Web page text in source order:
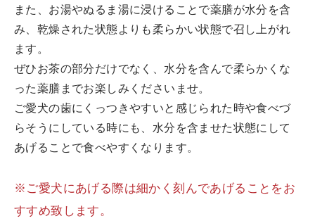
また、お湯やぬるま湯に浸けることで薬膳が水分を含
み、乾燥された状態よりも柔らかい状態で召し上がれ
ます。
ぜひお茶の部分だけでなく、水分を含んで柔らかくな
った薬膳までお楽しみくださいませ。
ご愛犬の歯にくっつきやすいと感じられた時や食べづ
らそうにしている時にも、水分を含ませた状態にして
あげることで食べやすくなります。
※ご愛犬にあげる際は細かく刻んであげることをお
すすめ致します。